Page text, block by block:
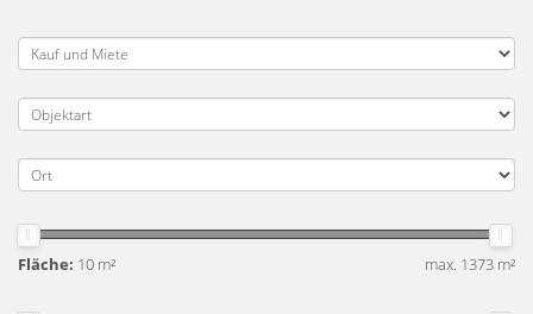
Fläche: 10 m² max. 1373 m²